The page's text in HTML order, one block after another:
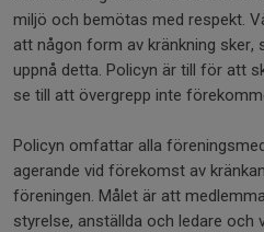
miljö och bemötas med respekt.
att någon form av kränkning
uppnå detta. Policyn är till för att
se till att övergrepp inte
Policyn omfattar alla
agerande vid förekomst av
föreningen. Målet är att
styrelse, anställda och ledare och